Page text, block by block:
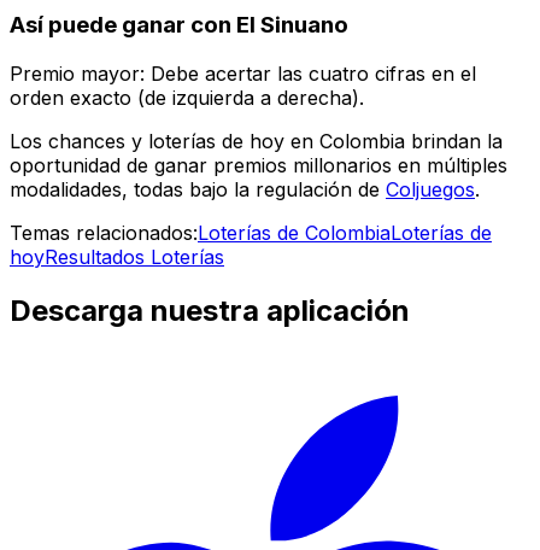
Así puede ganar con El Sinuano
Premio mayor: Debe acertar las cuatro cifras en el
orden exacto (de izquierda a derecha).
Los chances y loterías de hoy en Colombia brindan la
oportunidad de ganar premios millonarios en múltiples
modalidades, todas bajo la regulación de Coljuegos.
Temas relacionados:Loterías de ColombiaLoterías de
hoyResultados Loterías
Descarga nuestra aplicación